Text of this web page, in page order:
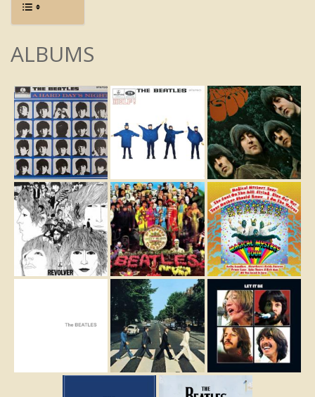
ALBUMS